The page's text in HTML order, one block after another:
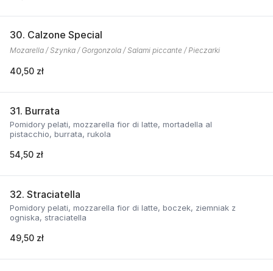
30. Calzone Special
Mozarella / Szynka / Gorgonzola / Salami piccante / Pieczarki
40,50 zł
31. Burrata
Pomidory pelati, mozzarella fior di latte, mortadella al
pistacchio, burrata, rukola
54,50 zł
32. Straciatella
Pomidory pelati, mozzarella fior di latte, boczek, ziemniak z
ogniska, straciatella
49,50 zł